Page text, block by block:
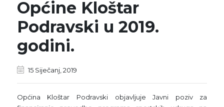
Općine Kloštar
Podravski u 2019.
godini.
15 Siječanj, 2019
Općina Kloštar Podravski objavljuje Javni poziv za